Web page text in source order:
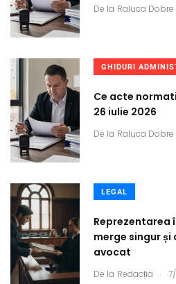
De la Raluca Dobre
GHIDURI
Ce acte
26 iulie 2026
De la Raluca Dobre
LEGAL
Reprezentarea
merge singur și
avocat
De la Redacția .